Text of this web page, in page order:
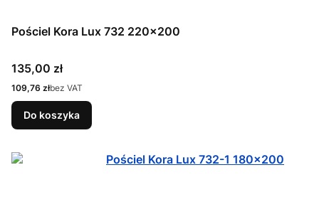
Pościel Kora Lux 732 220x200
Cena
135,00 zł
Cena
109,76 złbez VAT
Do koszyka